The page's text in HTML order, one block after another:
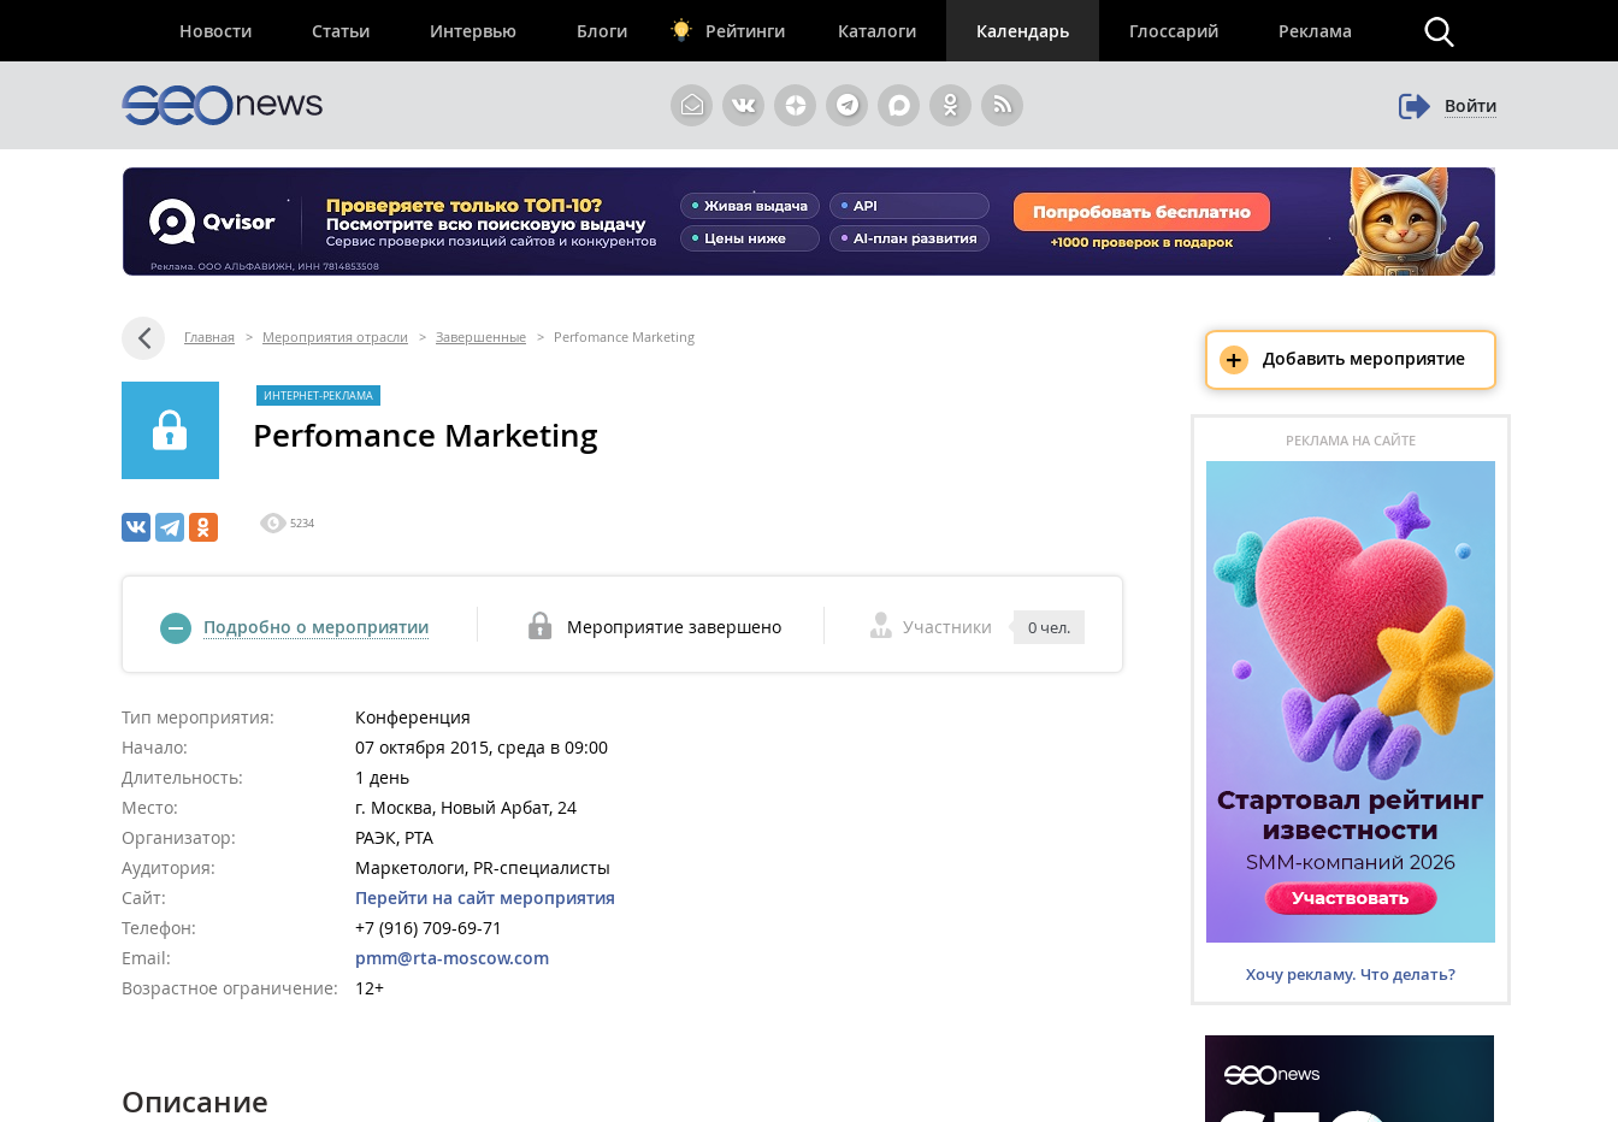
Новости Статьи Интервью Блоги Рейтинги Каталоги Календарь Глоссарий Реклама
Войти
Главная > Мероприятия отрасли > Завершенные > Perfomance Marketing
ИНТЕРНЕТ-РЕКЛАМА
Perfomance Marketing
5234
Подробно о мероприятии Мероприятие завершено Участники 0 чел.
Тип мероприятия:
Конференция
Начало:
07 октября 2015, среда в 09:00
Длительность:
1 день
Место:
г. Москва, Новый Арбат, 24
Организатор:
РАЭК, РТА
Аудитория:
Маркетологи, PR-специалисты
Сайт:
Перейти на сайт мероприятия
Телефон:
+7 (916) 709-69-71
Email:
pmm@rta-moscow.com
Возрастное ограничение:
12+
Описание
+ Добавить мероприятие
РЕКЛАМА НА САЙТЕ
Хочу рекламу. Что делать?